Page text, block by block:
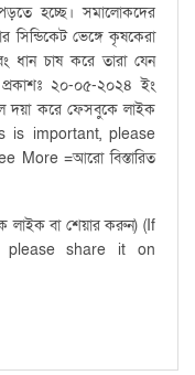
হচ্ছে। সমালোকদের
সিন্ডিকেট ভেঙ্গে কৃষকেরা
ধান চাষ করে তারা যেন
২০-০৫-২০২৪ ইং
দয়া করে ফেসবুকে লাইক
is important, please
=আরো বিস্তারিত
লাইক বা শেয়ার করুন) (If
please share it on